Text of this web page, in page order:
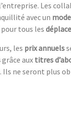
Les
avec un
tous les
les prix annuels
grâce aux titres
. Ils ne seront plus